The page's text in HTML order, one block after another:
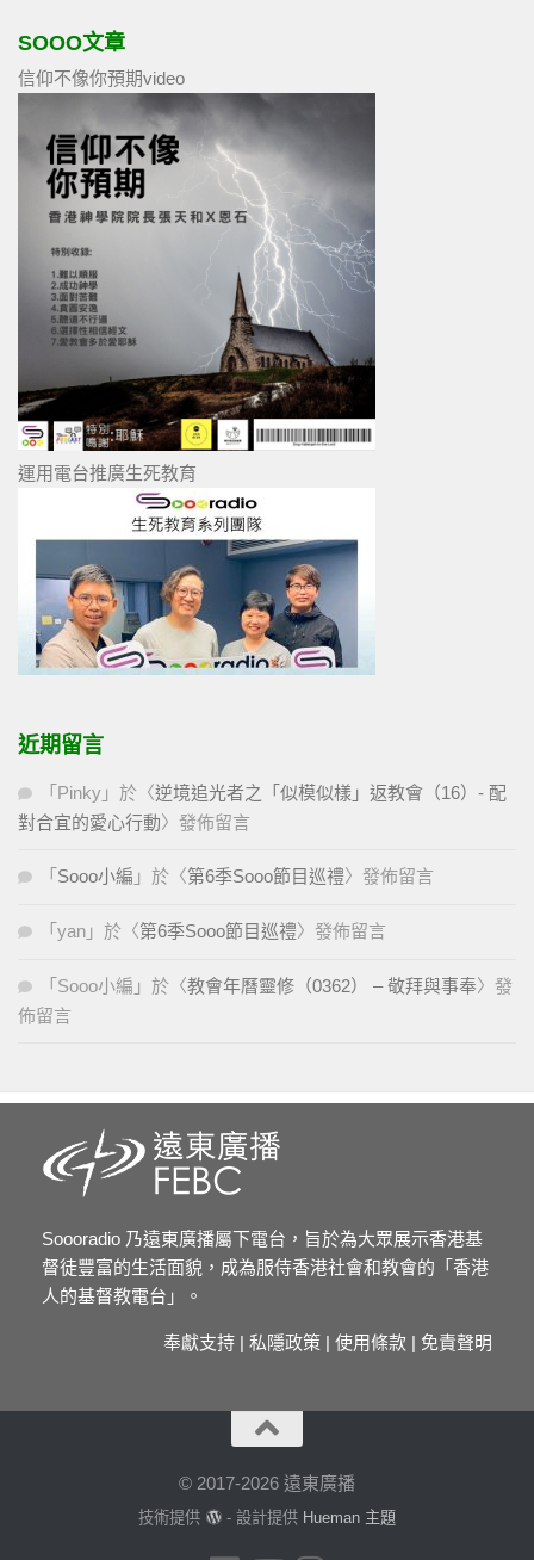
SOOO文章
信仰不像你預期video
運用電台推廣生死教育
近期留言
「 Pinky 」於〈逆境追光者之「似模似樣」返教會（16）- 配
對合宜的愛心行動〉發佈留言
「 Sooo小編 」於〈第6季Sooo節目巡禮〉發佈留言
「 yan 」於〈第6季Sooo節目巡禮〉發佈留言
「 Sooo小編 」於〈教會年曆靈修（0362） – 敬拜與事奉〉發
佈留言
Soooradio 乃遠東廣播屬下電台，旨於為大眾展示香港基
督徒豐富的生活面貌，成為服侍香港社會和教會的「香港
人的基督教電台」。
奉獻支持 | 私隱政策 | 使用條款 | 免責聲明
© 2017-2026 遠東廣播
技術提供 - 設計提供 Hueman 主題